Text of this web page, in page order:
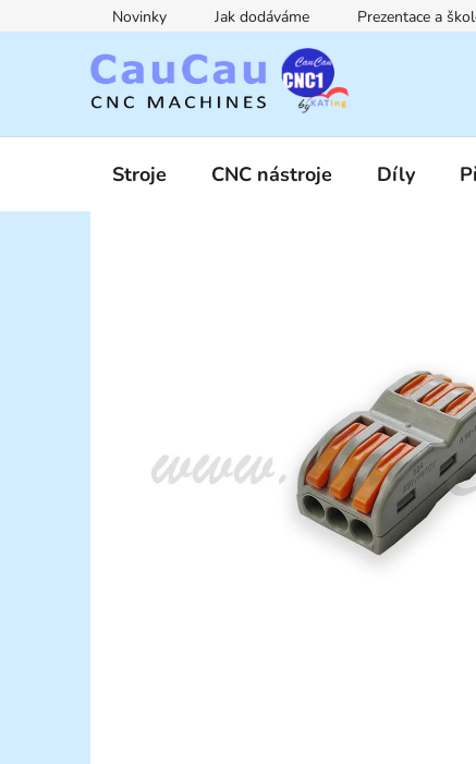
na
Novinky Jak dodáváme Prezentace a
Stroje CNC nástroje Díly